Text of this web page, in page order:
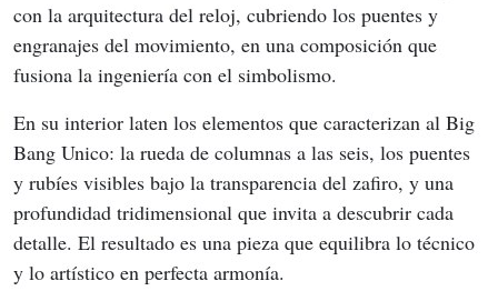
con la arquitectura del reloj, cubriendo los puentes y
engranajes del movimiento, en una composición que
fusiona la ingeniería con el simbolismo.
En su interior laten los elementos que caracterizan al Big
Bang Unico: la rueda de columnas a las seis, los puentes
y rubíes visibles bajo la transparencia del zafiro, y una
profundidad tridimensional que invita a descubrir cada
detalle. El resultado es una pieza que equilibra lo técnico
y lo artístico en perfecta armonía.